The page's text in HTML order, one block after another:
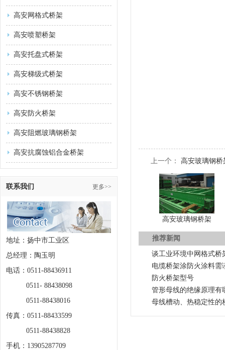
高安网格式桥架
高安喷塑桥架
高安托盘式桥架
高安梯级式桥架
高安不锈钢桥架
高安防火桥架
高安阻燃玻璃钢桥架
高安抗腐蚀铝合金桥架
联系我们 更多>>
地址：扬中市工业区
总经理：陶玉明
电话：0511-88436911
0511- 88438098
0511-88438016
传真：0511-88433599
0511-88438828
手机：13905287709
上一个： 高安玻璃钢桥
高安玻璃钢桥架
推荐新闻
谈工业环境中网格式桥
电缆桥架涂防火涂料需
防火桥架型号
管形母线的绝缘原理有
母线槽动、热稳定性的